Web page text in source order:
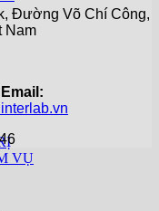
VỤ
Đường Võ Chí Công,
Nam
Email: